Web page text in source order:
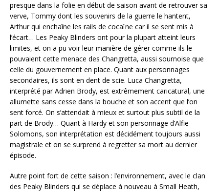
presque dans la folie en début de saison avant de retrouver sa
verve, Tommy dont les souvenirs de la guerre le hantent,
Arthur qui enchaîne les rails de cocaïne car il se sent mis à
l’écart… Les Peaky Blinders ont pour la plupart atteint leurs
limites, et on a pu voir leur manière de gérer comme ils le
pouvaient cette menace des Changretta, aussi sournoise que
celle du gouvernement en place. Quant aux personnages
secondaires, ils sont en dent de scie. Luca Changretta,
interprété par Adrien Brody, est extrêmement caricatural, une
allumette sans cesse dans la bouche et son accent que l’on
sent forcé. On s’attendait à mieux et surtout plus subtil de la
part de Brody… Quant à Hardy et son personnage d’Alfie
Solomons, son interprétation est décidément toujours aussi
magistrale et on se surprend à regretter sa mort au dernier
épisode.
Autre point fort de cette saison : l’environnement, avec le clan
des Peaky Blinders qui se déplace à nouveau à Small Heath,